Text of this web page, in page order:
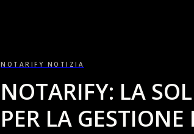
NOTARIFY NOTIZIA
NOTARIFY: LA
PER LA